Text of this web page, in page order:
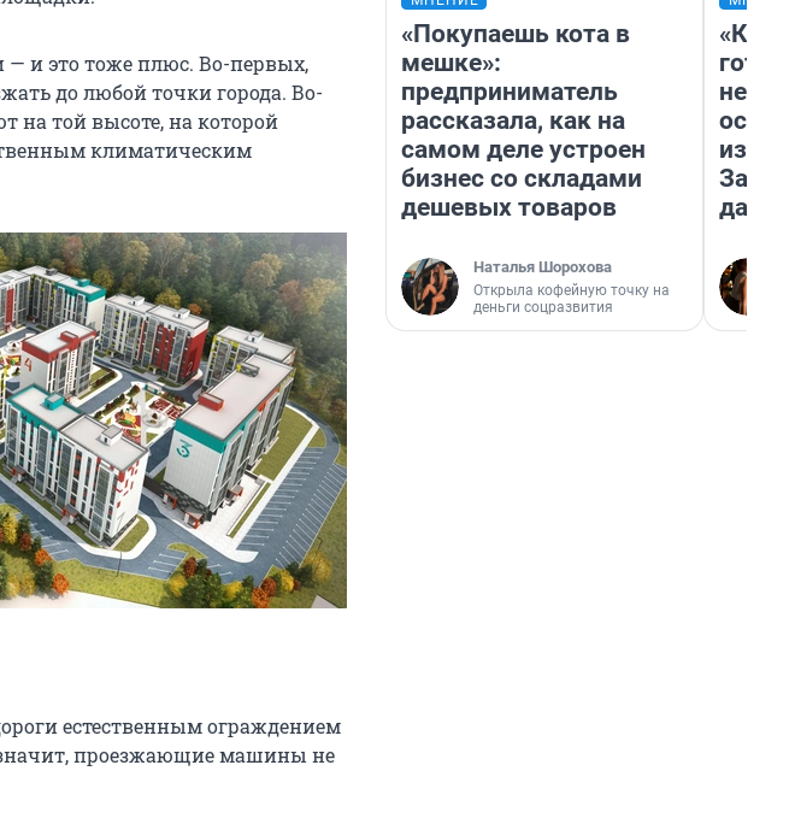
— и это тоже плюс. Во-первых,
до любой точки города. Во-
на той высоте, на которой
климатическим
естественным ограждением
значит, проезжающие машины не
«Покупаешь кота в
мешке»:
предприниматель
рассказала, как на
самом деле устроен
бизнес со складами
дешевых товаров
Наталья Шорохова
Открыла кофейную точку на
деньги соцразвития
дачу